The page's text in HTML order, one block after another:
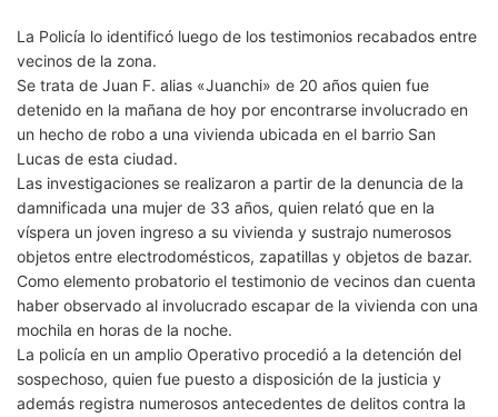
La Policía lo identificó luego de los testimonios recabados entre
vecinos de la zona.
Se trata de Juan F. alias «Juanchi» de 20 años quien fue
detenido en la mañana de hoy por encontrarse involucrado en
un hecho de robo a una vivienda ubicada en el barrio San
Lucas de esta ciudad.
Las investigaciones se realizaron a partir de la denuncia de la
damnificada una mujer de 33 años, quien relató que en la
víspera un joven ingreso a su vivienda y sustrajo numerosos
objetos entre electrodomésticos, zapatillas y objetos de bazar.
Como elemento probatorio el testimonio de vecinos dan cuenta
haber observado al involucrado escapar de la vivienda con una
mochila en horas de la noche.
La policía en un amplio Operativo procedió a la detención del
sospechoso, quien fue puesto a disposición de la justicia y
además registra numerosos antecedentes de delitos contra la